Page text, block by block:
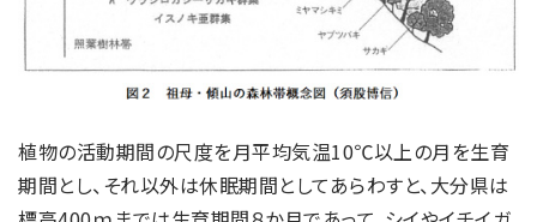
植物の活動期間の尺度を月平均気温10℃以上の月を生育
期間とし、それ以外は休眠期間としてあらわすと、大分県は